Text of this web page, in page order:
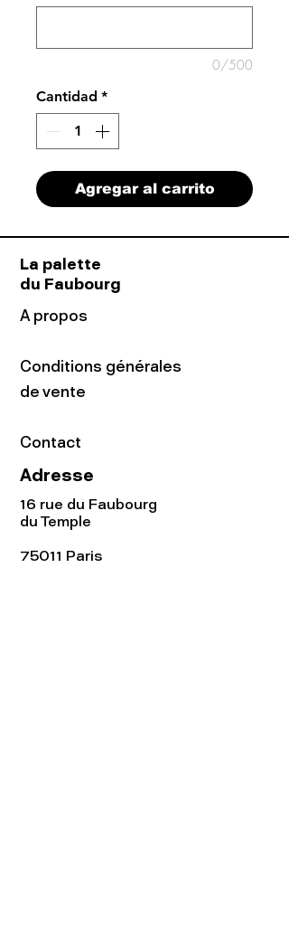
0/500
Cantidad *
Agregar al carrito
La palette
du Faubourg
A propos
Conditions générales
de vente
Contact
Adresse
16 rue du Faubourg
du Temple
75011 Paris